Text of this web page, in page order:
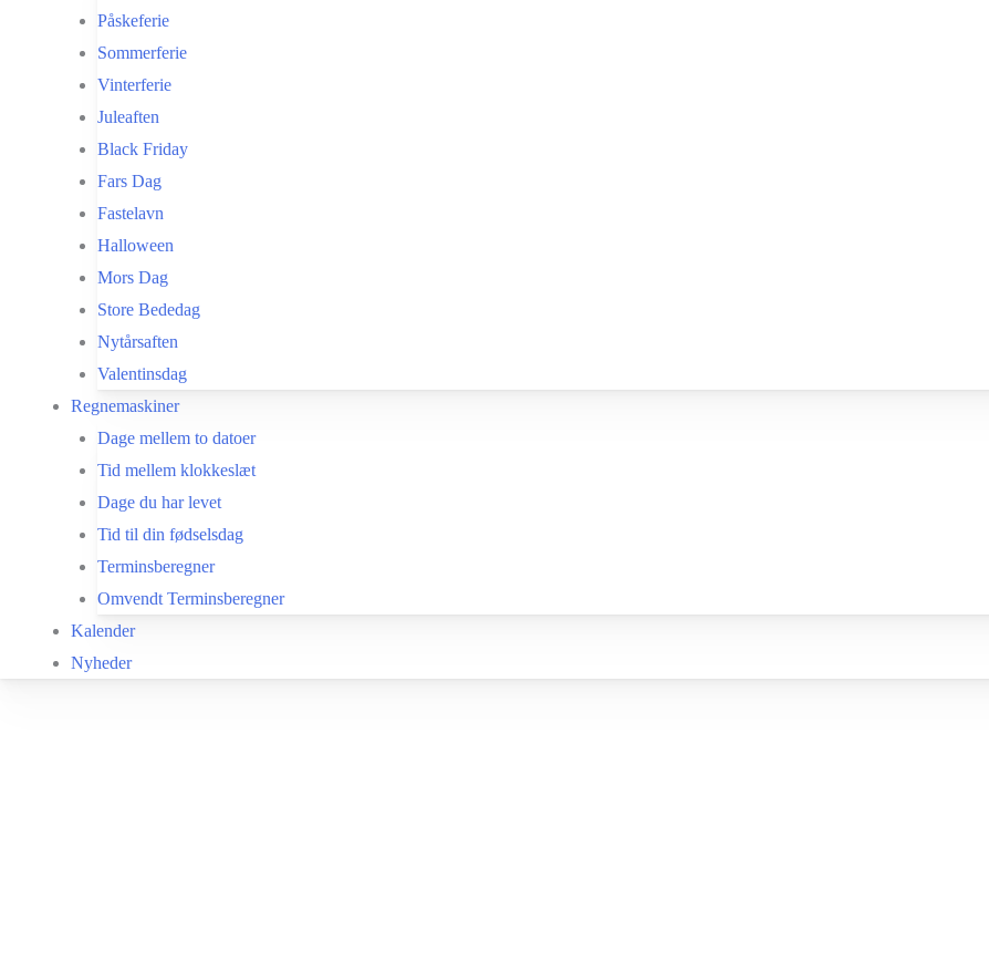
Påskeferie
Sommerferie
Vinterferie
Juleaften
Black Friday
Fars Dag
Fastelavn
Halloween
Mors Dag
Store Bededag
Nytårsaften
Valentinsdag
Regnemaskiner
Dage mellem to datoer
Tid mellem klokkeslæt
Dage du har levet
Tid til din fødselsdag
Terminsberegner
Omvendt Terminsberegner
Kalender
Nyheder